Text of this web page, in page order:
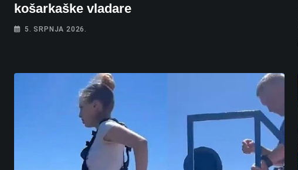
košarkaške vladare
5. SRPNJA 2026.